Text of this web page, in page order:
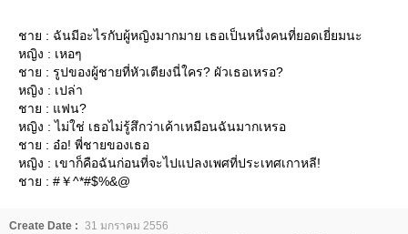
ชาย : ฉันมีอะไรกับผู้หญิงมากมาย เธอเป็นหนึ่งคนที่ยอดเยี่ยมนะ
หญิง : เหอๆ
ชาย : รูปของผู้ชายที่หัวเตียงนี่ใคร? ผัวเธอเหรอ?
หญิง : เปล่า
ชาย : แฟน?
หญิง : ไม่ใช่ เธอไม่รู้สึกว่าเค้าเหมือนฉันมากเหรอ
ชาย : อ๋อ! พี่ชายของเธอ
หญิง : เขาก็คือฉันก่อนที่จะไปแปลงเพศที่ประเทศเกาหลี!
ชาย : #￥^*#$%&@
Create Date : 31 มกราคม 2556